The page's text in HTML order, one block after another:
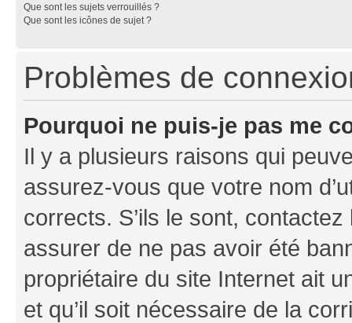
Que sont les sujets verrouillés ?
Que sont les icônes de sujet ?
Problèmes de
Pourquoi ne puis-je pas me
Il y a plusieurs raisons qui
assurez-vous que votre nom
corrects. S’ils le sont,
assurer de ne pas avoir été
propriétaire du site Internet ait
et qu’il soit nécessaire de la